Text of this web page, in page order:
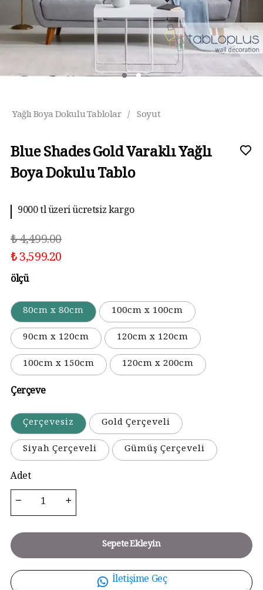
Yağlı Boya Dokulu Tablolar / Soyut
Blue Shades Gold Varaklı Yağlı
Boya Dokulu Tablo
9000 tl üzeri ücretsiz kargo
₺ 4,499.00
₺ 3,599.20
ölçü
80cm x 80cm
100cm x 100cm
90cm x 120cm
120cm x 120cm
100cm x 150cm
120cm x 200cm
Çerçeve
Çerçevesiz
Gold Çerçeveli
Siyah Çerçeveli
Gümüş Çerçeveli
Adet
Sepete Ekleyin
İletişime Geç